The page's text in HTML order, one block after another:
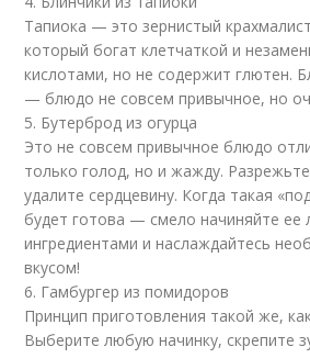
Тапиока — это зернистый
который богат клетчаткой и
кислотами, но не содержит глютен.
— блюдо не совсем привычное, но
5. Бутерброд из огурца
Это не совсем привычное блюдо
только голод, но и жажду.
удалите сердцевину. Когда такая
будет готова — смело начиняйте
ингредиентами и наслаждайтесь
вкусом!
6. Гамбургер из помидоров
Принцип приготовления такой же,
Выберите любую начинку, скрепите